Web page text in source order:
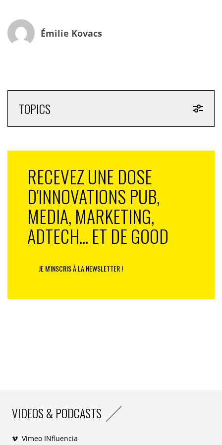
Émilie Kovacs
TOPICS
RECEVEZ UNE DOSE
D'INNOVATIONS PUB,
MEDIA, MARKETING,
ADTECH... ET DE GOOD
JE M'INSCRIS À LA NEWSLETTER !
VIDEOS & PODCASTS
Vimeo INfluencia